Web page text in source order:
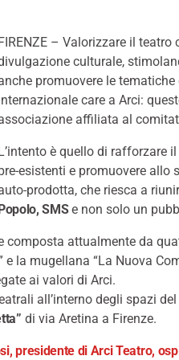
FIRENZE – Valorizzare il
culturale,
promuovere le
care a Arci:
affiliata al
L’intento è quello di rafforzare
esistenti e promuovere allo
prodotta, che riesca a
Popolo, SMSe non solo un
attualmente da
e la mugellana “La Nuova
ai valori di Arci.
all’interno degli spazi del
di via Aretina a Firenze.
presidente di Arci Teatro,